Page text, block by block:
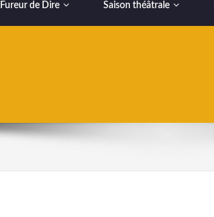
Fureur de Dire Saison théâtrale